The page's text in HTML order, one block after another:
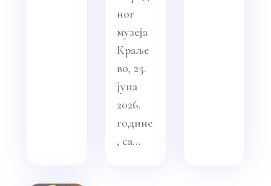
ног
музеја
Краље
во, 25.
јуна
2026.
године
, са...